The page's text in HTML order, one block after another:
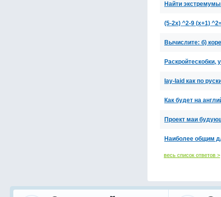
Найти
(5-2x) ^2-9 (x+1)
Вычислите: б)
Раскройтескобки,
Iay-Iaid как по
Как будет на
Проект маи
Наиболее общим
весь список ответов >